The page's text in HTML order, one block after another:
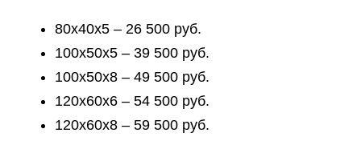
80х40х5 – 26 500 руб.
100х50х5 – 39 500 руб.
100х50х8 – 49 500 руб.
120х60х6 – 54 500 руб.
120х60х8 – 59 500 руб.